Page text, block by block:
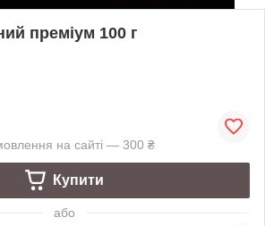
преміум 100 г
на сайті — 300 ₴
Купити
або